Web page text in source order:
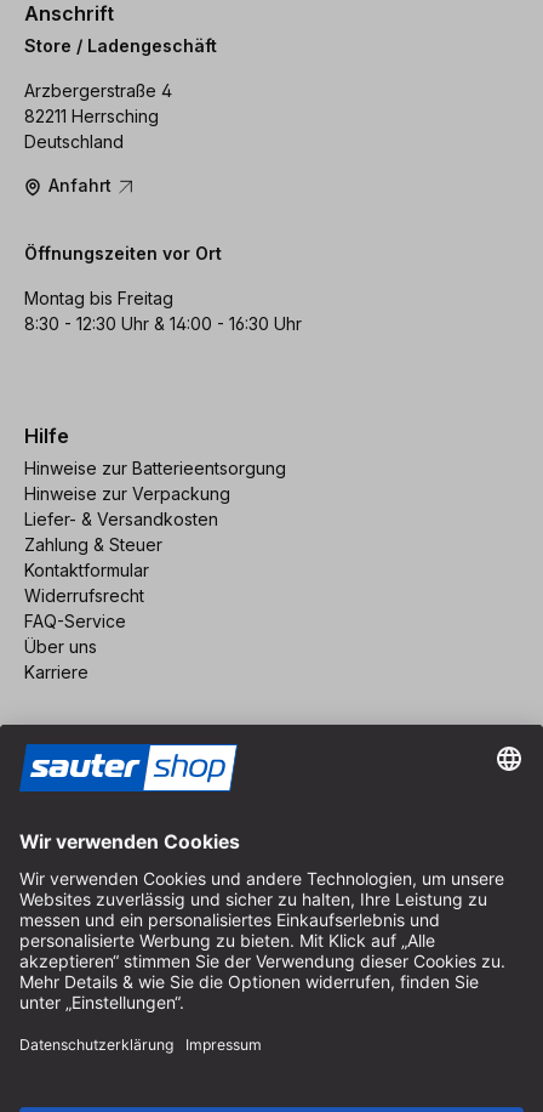
Anschrift
Store / Ladengeschäft
Arzbergerstraße 4
82211 Herrsching
Deutschland
Anfahrt
Öffnungszeiten vor Ort
Montag bis Freitag
8:30 - 12:30 Uhr & 14:00 - 16:30 Uhr
Hilfe
Hinweise zur Batterieentsorgung
Hinweise zur Verpackung
Liefer- & Versandkosten
Zahlung & Steuer
Kontaktformular
Widerrufsrecht
FAQ-Service
Über uns
Karriere
Impressum
AGB
Datenschutz
Cookie-Einstellungen
© 2026 sauter GmbH
* kostenloser Versand ab 150 Euro Bestellwert innerhalb